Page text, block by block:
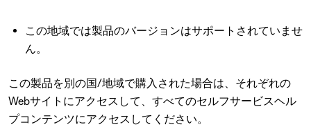
この地域では製品のバージョンはサポートされていませ
ん。
この製品を別の国/地域で購入された場合は、それぞれの
Webサイトにアクセスして、すべてのセルフサービスヘル
プコンテンツにアクセスしてください。